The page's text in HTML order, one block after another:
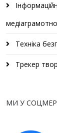
Техніка
Трекер
МИ У